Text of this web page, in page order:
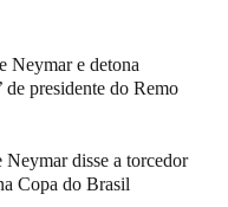
Neymar e detona
de presidente do Remo
disse a torcedor
Copa do Brasil